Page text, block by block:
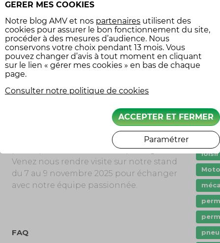
vintage. Avec des expositions
exceptionnelles, des véhicules de
collection inédits et un programme
riche d’activités, ce salon est un véritable
rendez-vous à ne pas manquer pour les
revivre l’histoire de l’automobile, de la
moto, et de rencontrer des experts de la
L’équipe AMV Légende est fière de
participer à cet événement prestigieux.
Venez nous rendre visite sur notre stand
du 7 au 9 novembre 2025 pour échanger
avec notre équipe passionnée.
FAQ
Moto
GERER MES COOKIES
Notre blog AMV et nos partenaires utilisent des
cookies pour assurer le bon fonctionnement du site,
procéder à des mesures d’audience. Nous
conservons votre choix pendant 13 mois. Vous
pouvez changer d’avis à tout moment en cliquant
sur le lien « gérer mes cookies » en bas de chaque
page.
Consulter notre politique de cookies
ACCEPTER ET FERMER
Paramétrer